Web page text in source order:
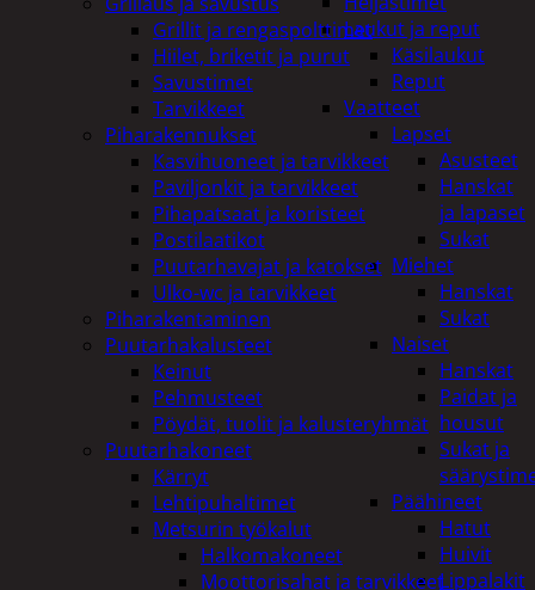
Laukut ja reput
Käsilaukut
Reput
Vaatteet
Lapset
Asusteet
Hanskat
ja lapaset
Sukat
Miehet
Hanskat
Sukat
Naiset
Hanskat
Paidat ja
housut
Sukat ja
Päähineet
Hatut
Huivit
Lippalakit
Grillit ja rengaspolttimet
Hiilet, briketit ja purut
Savustimet
Tarvikkeet
Piharakennukset
Kasvihuoneet ja tarvikkeet
Paviljonkit ja tarvikkeet
Pihapatsaat ja koristeet
Postilaatikot
Puutarhavajat ja katokset
Ulko-wc ja tarvikkeet
Piharakentaminen
Puutarhakalusteet
Keinut
Pehmusteet
Pöydät, tuolit ja kalusteryhmät
Puutarhakoneet
Kärryt
Lehtipuhaltimet
Metsurin työkalut
Halkomakoneet
Moottorisahat ja tarvikkeet